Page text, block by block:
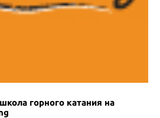
горного катания на